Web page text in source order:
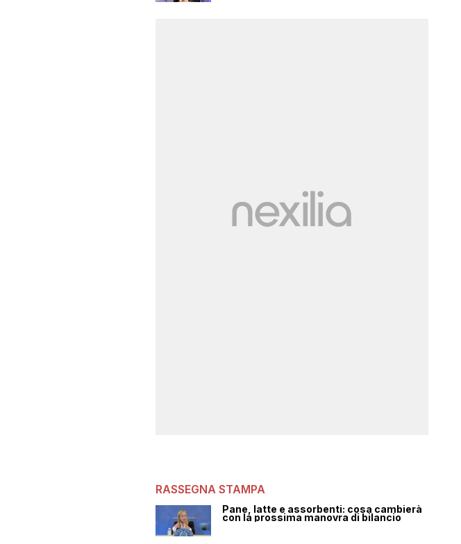
RASSEGNA STAMPA
Pane, latte e assorbenti: cosa cambierà
con la prossima manovra di bilancio